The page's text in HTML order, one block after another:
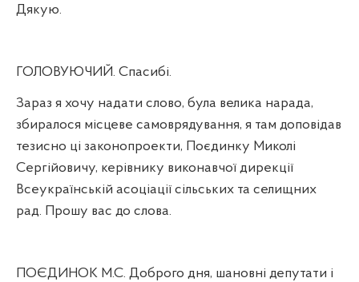
Дякую.
ГОЛОВУЮЧИЙ. Спасибі.
Зараз я хочу надати слово, була велика нарада,
збиралося місцеве самоврядування, я там доповідав
тезисно ці законопроекти, Поєдинку Миколі
Сергійовичу, керівнику виконавчої дирекції
Всеукраїнській асоціації сільських та селищних
рад. Прошу вас до слова.
ПОЄДИНОК М.С. Доброго дня, шановні депутати і